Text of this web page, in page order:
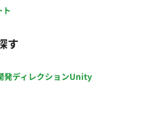
ト
す
発ディレクションUnity